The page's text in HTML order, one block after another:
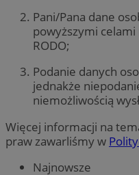
Pani/Pana dane
powyższymi
RODO;
Podanie danych
jednakże
niemożliwością
Więcej informacji na
praw zawarliśmy w
Najnowsze